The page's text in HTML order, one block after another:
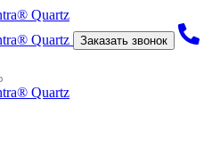
Заказать звонок